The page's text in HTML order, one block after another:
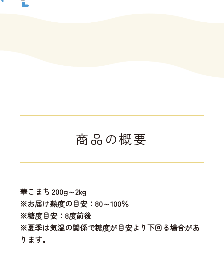
商品の概要
華こまち 200g～2kg
※お届け熟度の目安：80～100％
※糖度目安：8度前後
※夏季は気温の関係で糖度が目安より下回る場合があ
ります。